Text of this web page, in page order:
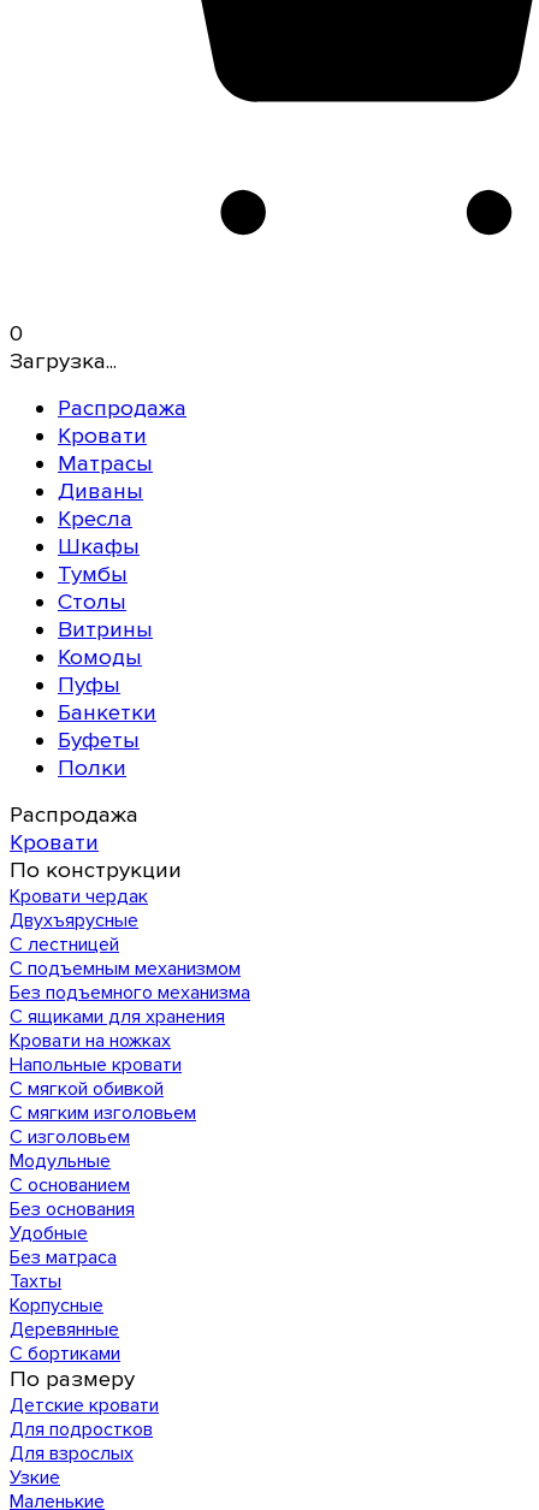
0
Загрузка...
Распродажа
Кровати
Матрасы
Диваны
Кресла
Шкафы
Тумбы
Столы
Витрины
Комоды
Пуфы
Банкетки
Буфеты
Полки
Распродажа
Кровати
По конструкции
Кровати чердак
Двухъярусные
С лестницей
С подъемным механизмом
Без подъемного механизма
С ящиками для хранения
Кровати на ножках
Напольные кровати
С мягкой обивкой
С мягким изголовьем
С изголовьем
Модульные
С основанием
Без основания
Удобные
Без матраса
Тахты
Корпусные
Деревянные
С бортиками
По размеру
Детские кровати
Для подростков
Для взрослых
Узкие
Маленькие